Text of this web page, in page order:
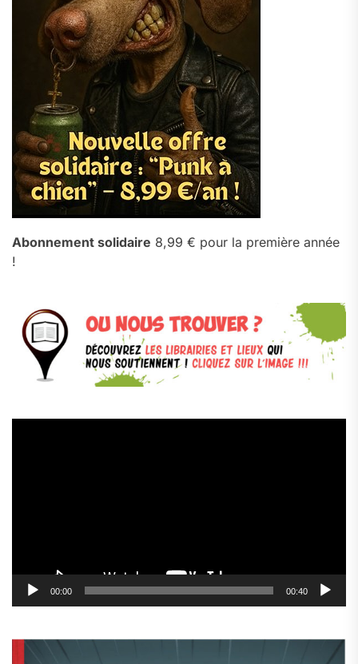
Abonnement solidaire 8,99 € pour la première année
!
00:00 00:40